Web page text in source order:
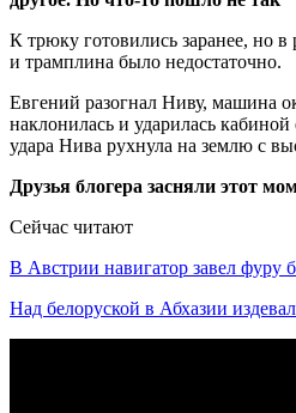
К трюку готовились заранее, но в
и трамплина было недостаточно.
Евгений разогнал Ниву, машина
наклонилась и ударилась
удара Нива рухнула на землю с
Друзья блогера засняли этот
Сейчас читают
В Австрии навигатор завел фуру
Над белоруской в Абхазии